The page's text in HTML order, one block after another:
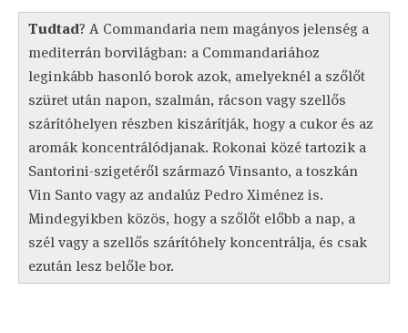
Tudtad? A Commandaria nem magányos jelenség a
mediterrán borvilágban: a Commandariához
leginkább hasonló borok azok, amelyeknél a szőlőt
szüret után napon, szalmán, rácson vagy szellős
szárítóhelyen részben kiszárítják, hogy a cukor és az
aromák koncentrálódjanak. Rokonai közé tartozik a
Santorini-szigetéről származó Vinsanto, a toszkán
Vin Santo vagy az andalúz Pedro Ximénez is.
Mindegyikben közös, hogy a szőlőt előbb a nap, a
szél vagy a szellős szárítóhely koncentrálja, és csak
ezután lesz belőle bor.